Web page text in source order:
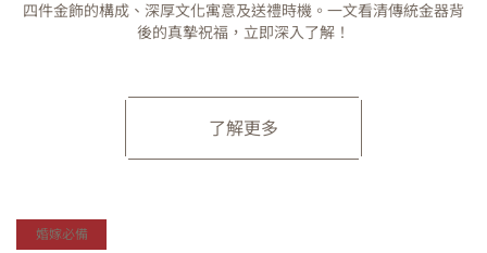
四件金飾的構成、深厚文化寓意及送禮時機。一文看清傳統金器背
後的真摯祝福，立即深入了解！
了解更多
婚嫁必備